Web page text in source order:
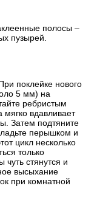
полосы –
пузырей.
поклейке нового
5 мм) на
ребристым
мягко вдавливает
Затем подтяните
перышком и
цикл несколько
только
стянутся и
высыхание
при комнатной